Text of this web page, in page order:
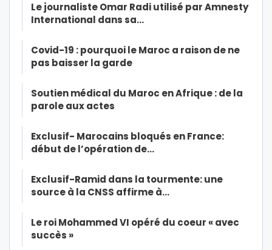
Le journaliste Omar Radi utilisé par Amnesty
International dans sa…
Covid-19 : pourquoi le Maroc a raison de ne
pas baisser la garde
Soutien médical du Maroc en Afrique : de la
parole aux actes
Exclusif- Marocains bloqués en France:
début de l’opération de…
Exclusif-Ramid dans la tourmente: une
source à la CNSS affirme à…
Le roi Mohammed VI opéré du coeur « avec
succès »